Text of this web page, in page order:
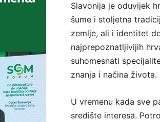
Slavonija je oduvijek
šume i stoljetna
zemlje, ali i identitet
najprepoznatljivijih
suhomesnati
znanja i načina života.
U vremenu kada sve
središte interesa.